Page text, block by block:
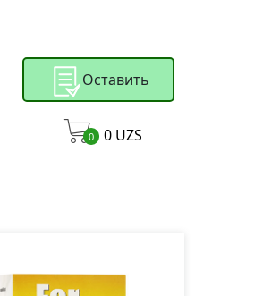
Оставить
0 0 UZS